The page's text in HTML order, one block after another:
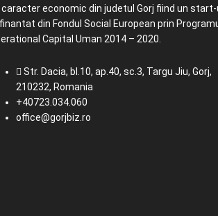
economic din judetul Gorj fiind un start-
din Fondul Social European prin
Capital Uman 2014 – 2020.
Str. Dacia, bl.10, ap.40, sc.3, Targu Jiu, Gorj,
210232, Romania
+40723.034.060
office@gorjbiz.ro